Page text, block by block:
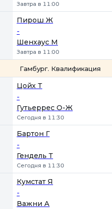
Завтра в 11:00
Пирош Ж
-
Шенхаус М
Завтра в 11:00
Гамбург. Квалификация
Цойх Т
-
Гутьеррес О-Ж
Сегодня в 11:30
Бартон Г
-
Гендель Т
Сегодня в 11:30
Кумстат Я
-
Важни А